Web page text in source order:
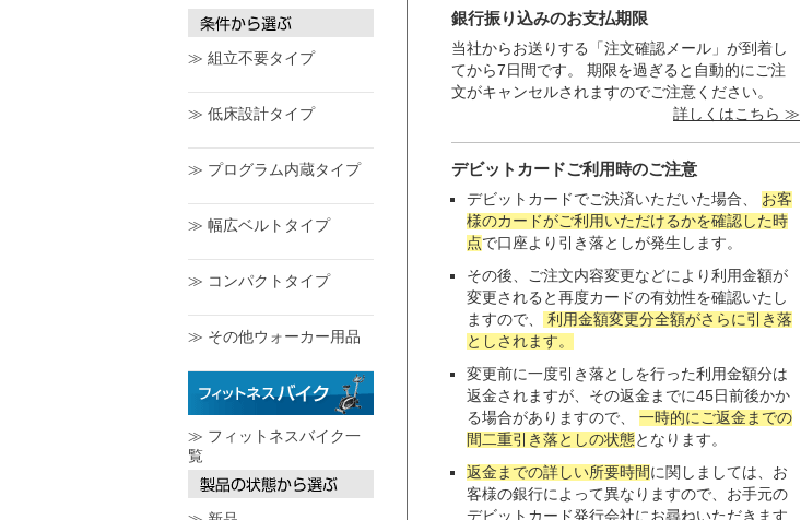
≫ 組立不要タイプ
≫ 低床設計タイプ
≫ プログラム内蔵タイプ
≫ 幅広ベルトタイプ
≫ コンパクトタイプ
≫ その他ウォーカー用品
≫ フィットネスバイク一
覧
銀行振り込みのお支払期限
当社からお送りする「注文確認メール」が到着し
てから7日間です。 期限を過ぎると自動的にご注
文がキャンセルされますのでご注意ください。
詳しくはこちら ≫
デビットカードご利用時のご注意
デビットカードでご決済いただいた場合、 お客
様のカードがご利用いただけるかを確認した時
点で口座より引き落としが発生します。
その後、ご注文内容変更などにより利用金額が
変更されると再度カードの有効性を確認いたし
ますので、
利用金額変更分全額がさらに引き落
としされます。
変更前に一度引き落としを行った利用金額分は
返金されますが、その返金までに45日前後かか
る場合がありますので、 一時的にご返金までの
間二重引き落としの状態となります。
返金までの詳しい所要時間 に関しましては、お
客様の銀行によって異なりますので、お手元の
デビットカード発行会社にお尋ねいただきます